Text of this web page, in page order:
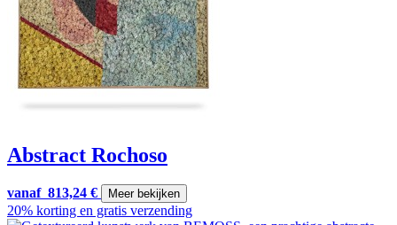
Abstract Rochoso
vanaf 813,24 € Meer bekijken
20% korting en gratis verzending